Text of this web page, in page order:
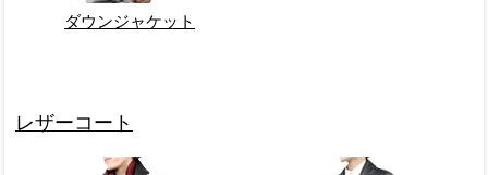
ダウンジャケット
レザーコート